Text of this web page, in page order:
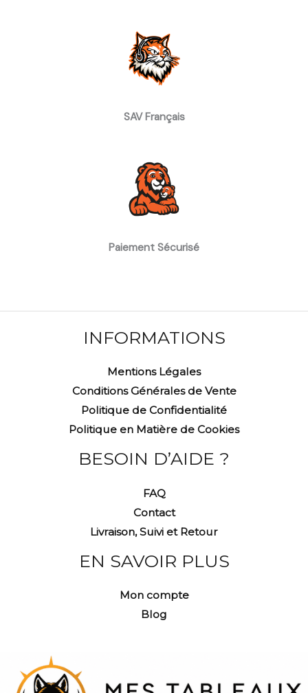
SAV Français
Paiement Sécurisé
INFORMATIONS
Mentions Légales
Conditions Générales de Vente
Politique de Confidentialité
Politique en Matière de Cookies
BESOIN D’AIDE ?
FAQ
Contact
Livraison, Suivi et Retour
EN SAVOIR PLUS
Mon compte
Blog